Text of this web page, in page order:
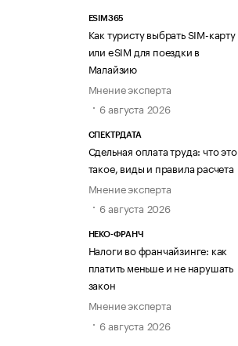
ESIM365
Как туристу выбрать SIM-карту
или eSIM для поездки в
Малайзию
Мнение эксперта
6 августа 2026
СПЕКТРДАТА
Сдельная оплата труда: что это
такое, виды и правила расчета
Мнение эксперта
6 августа 2026
НЕКО-ФРАНЧ
Налоги во франчайзинге: как
платить меньше и не нарушать
закон
Мнение эксперта
6 августа 2026